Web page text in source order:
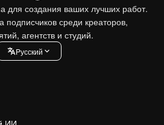
для создания ваших лучших работ.
среди креаторов,
агентств и студий.
Pусский